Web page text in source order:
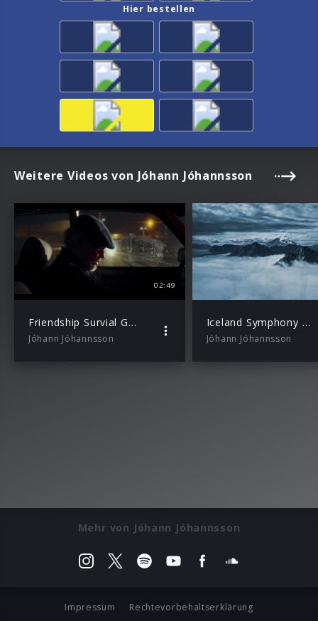
Hier bestellen
Weitere Videos von Jóhann Jóhannsson
02:49
Friendship Survial Guide – Chapter 1 (White Gloves & Turtlenecks)
Jóhann Jóhannsson
Iceland Symphony Orchestra, Daniel Bjarnason, Paul Corley – A Prayer to the Dynamo – Part 1
Jóhann Jóhannsson
Mehr von Jóhann Jóhannsson
Impressum Rechtevorbehaltserklärung